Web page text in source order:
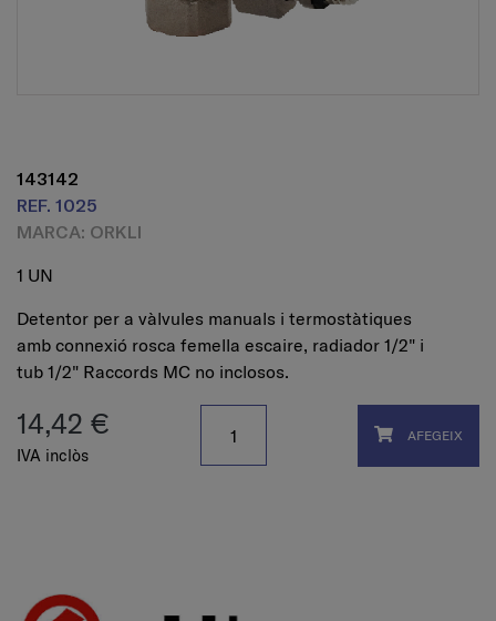
143142
REF. 1025
MARCA: ORKLI
1 UN
Detentor per a vàlvules manuals i termostàtiques
amb connexió rosca femella escaire, radiador 1/2" i
tub 1/2" Raccords MC no inclosos.
14,42 €
IVA inclòs
AFEGEIX